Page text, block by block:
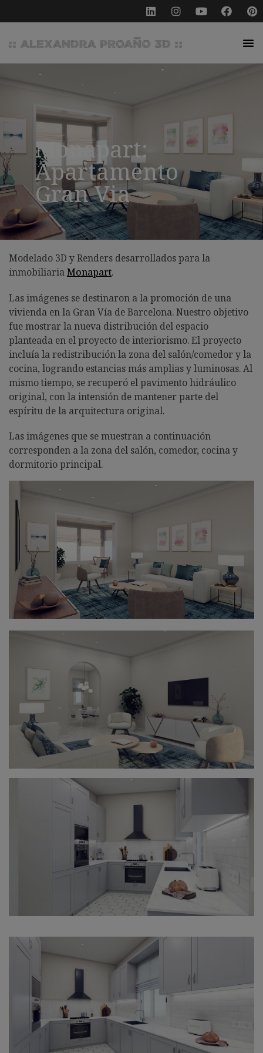
Monapart:
Apartamento
Gran Via
Modelado 3D y Renders desarrollados para la
inmobiliariaMonapart.
Las imágenes se destinaron a la promoción de una
vivienda en la Gran Vía de Barcelona. Nuestro objetivo
fue mostrar la nueva distribución del espacio
planteada en el proyecto de interiorismo. El proyecto
incluía la redistribución la zona del salón/comedor y la
cocina, logrando estancias más amplias y luminosas. Al
mismo tiempo, se recuperó el pavimento hidráulico
original, con la intensión de mantener parte del
espíritu de la arquitectura original.
Las imágenes que se muestran a continuación
corresponden a la zona del salón, comedor, cocina y
dormitorio principal.